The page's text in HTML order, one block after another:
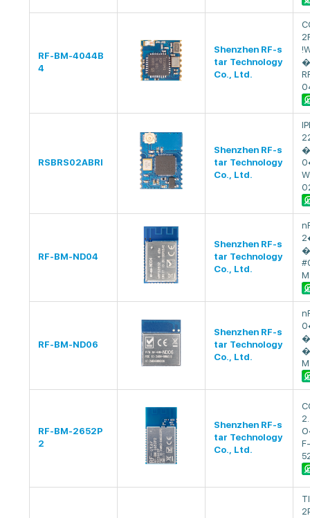
RF-BM-4044B
4
Shenzhen RF-s
tar Technology
Co., Ltd.
RSBRS02ABRI
Shenzhen RF-s
tar Technology
Co., Ltd.
RF-BM-ND04
Shenzhen RF-s
tar Technology
Co., Ltd.
RF-BM-ND06
Shenzhen RF-s
tar Technology
Co., Ltd.
�ݻ Mesh
RF-BM-2652P
2
Shenzhen RF-s
tar Technology
Co., Ltd.